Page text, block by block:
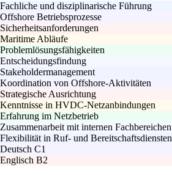
Fachliche und disziplinarische Führung
Offshore Betriebsprozesse
Sicherheitsanforderungen
Maritime Abläufe
Problemlösungsfähigkeiten
Entscheidungsfindung
Stakeholdermanagement
Koordination von Offshore-Aktivitäten
Strategische Ausrichtung
Kenntnisse in HVDC-Netzanbindungen
Erfahrung im Netzbetrieb
Zusammenarbeit mit internen Fachbereichen
Flexibilität in Ruf- und Bereitschaftsdiensten
Deutsch C1
Englisch B2